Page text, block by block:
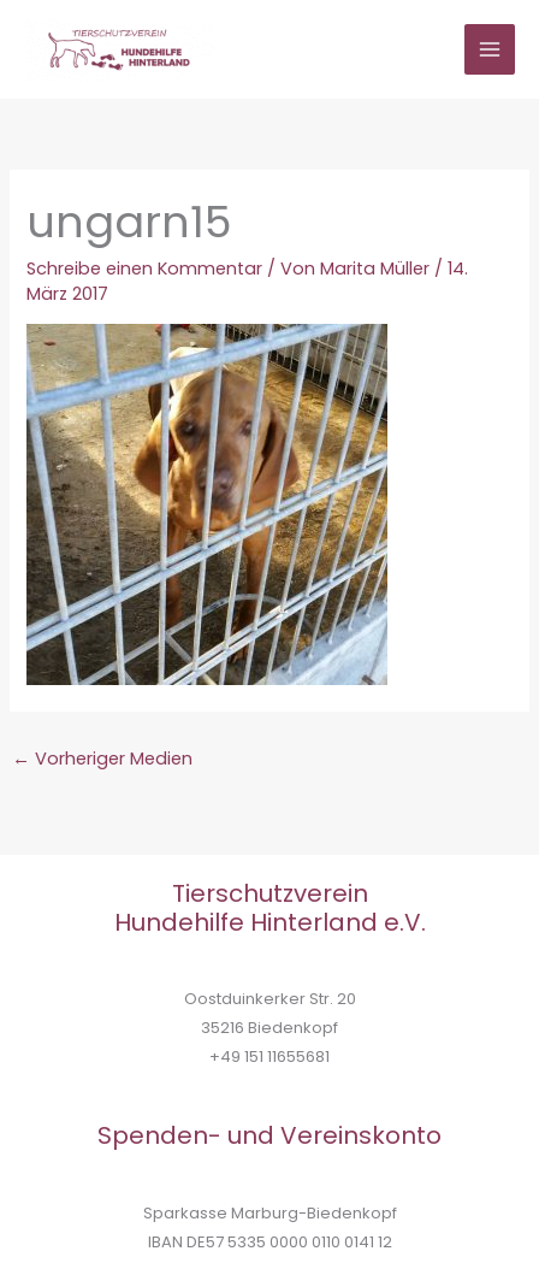
springen
ungarn15
Schreibe einen Kommentar / VonMarita Müller /14.
März 2017
← Vorheriger Medien
Tierschutzverein
Hundehilfe Hinterland e.V.
Oostduinkerker Str. 20
35216 Biedenkopf
+49 151 11655681
Spenden- und Vereinskonto
Sparkasse Marburg-Biedenkopf
IBAN DE57 5335 0000 0110 0141 12